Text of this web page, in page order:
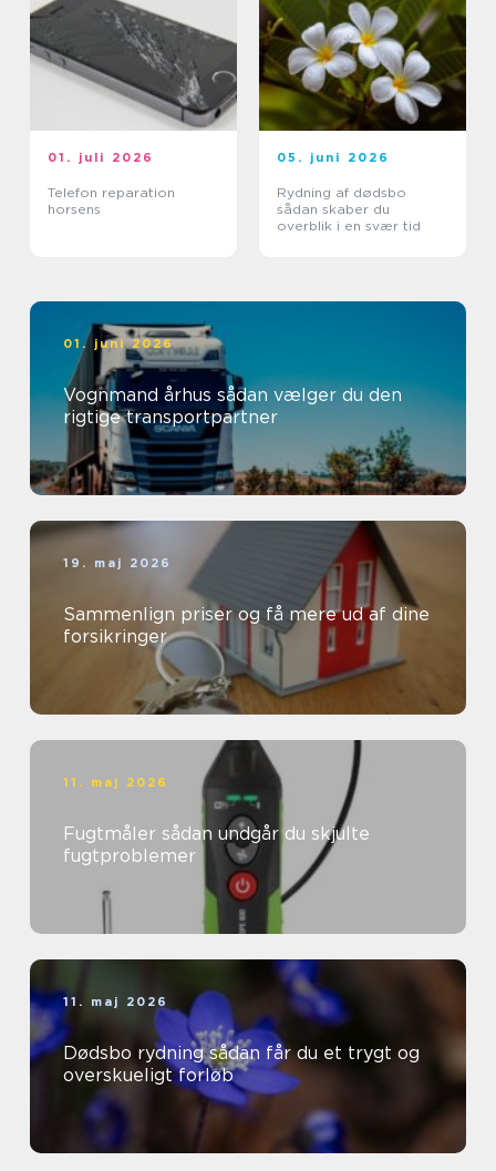
01. juli 2026
Telefon reparation
horsens
05. juni 2026
Rydning af dødsbo
sådan skaber du
overblik i en svær tid
01. juni 2026
Vognmand århus sådan vælger du den
rigtige transportpartner
19. maj 2026
Sammenlign priser og få mere ud af dine
forsikringer
11. maj 2026
Fugtmåler sådan undgår du skjulte
fugtproblemer
11. maj 2026
Dødsbo rydning sådan får du et trygt og
overskueligt forløb